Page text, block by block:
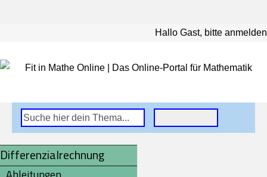
Hallo Gast, bitte anmelden
Differenzialrechnung